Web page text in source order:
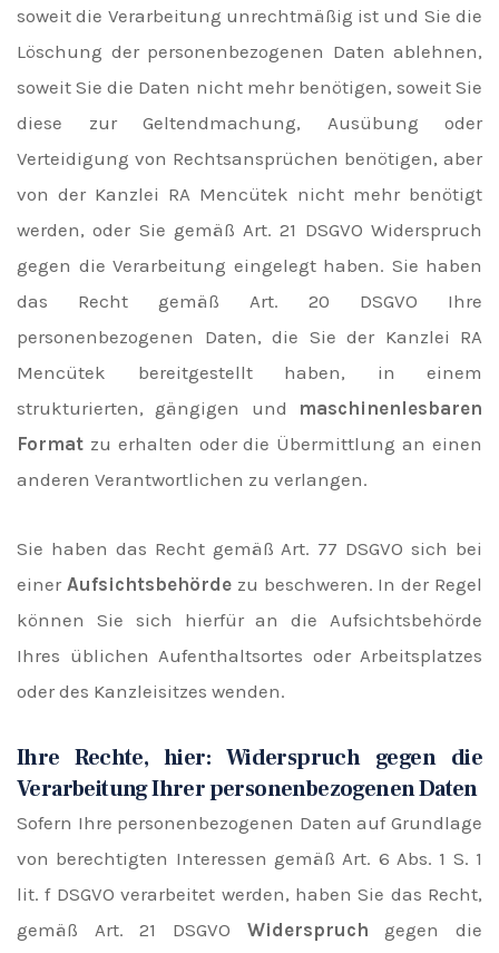
soweit die Verarbeitung unrechtmäßig ist und Sie die
Löschung der personenbezogenen Daten ablehnen,
soweit Sie die Daten nicht mehr benötigen, soweit Sie
diese zur Geltendmachung, Ausübung oder
Verteidigung von Rechtsansprüchen benötigen, aber
von der Kanzlei RA Mencütek nicht mehr benötigt
werden, oder Sie gemäß Art. 21 DSGVO Widerspruch
gegen die Verarbeitung eingelegt haben. Sie haben
das Recht gemäß Art. 20 DSGVO Ihre
personenbezogenen Daten, die Sie der Kanzlei RA
Mencütek bereitgestellt haben, in einem
strukturierten, gängigen und maschinenlesbaren
Format zu erhalten oder die Übermittlung an einen
anderen Verantwortlichen zu verlangen.
Sie haben das Recht gemäß Art. 77 DSGVO sich bei
einer Aufsichtsbehördezu beschweren. In der Regel
können Sie sich hierfür an die Aufsichtsbehörde
Ihres üblichen Aufenthaltsortes oder Arbeitsplatzes
oder des Kanzleisitzes wenden.
Ihre Rechte, hier: Widerspruch gegen die
Verarbeitung Ihrer personenbezogenen Daten
Sofern Ihre personenbezogenen Daten auf Grundlage
von berechtigten Interessen gemäß Art. 6 Abs. 1 S. 1
lit. f DSGVO verarbeitet werden, haben Sie das Recht,
gemäß Art. 21 DSGVO Widerspruch gegen die